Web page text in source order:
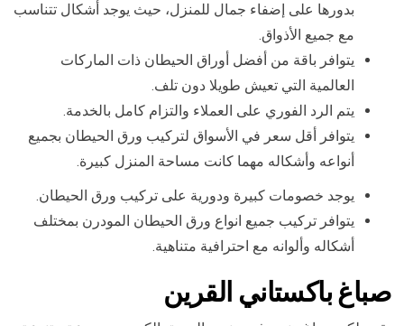
بدورها على إضفاء جمال للمنزل، حيث يوجد أشكال تتناسب
مع جميع الأذواق.
يتوافر باقة من أفضل أوراق الحيطان ذات الماركات
العالمية التي تعيش طويلا دون تلف.
يتم الرد الفوري على العملاء والتزام كامل بالخدمة.
يتوافر أقل سعر في الأسواق لتركيب ورق الحيطان بجميع
أنواعه وأشكاله مهما كانت مساحة المنزل كبيرة.
يوجد خصومات كبيرة ودورية على تركيب ورق الحيطان.
يتوافر تركيب جميع انواع ورق الحيطان المودرن بمختلف
أشكاله وألوانه مع احترافية متناهية.
صباغ باكستاني القرين